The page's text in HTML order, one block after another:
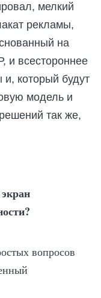
мелкий
рекламы,
на
и всестороннее
который будут
модель и
так же,
вопросов